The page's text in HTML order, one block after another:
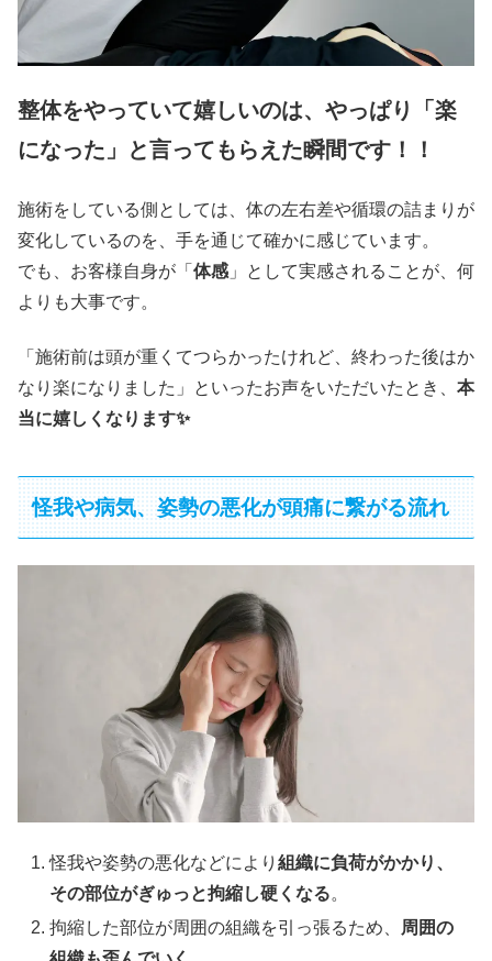
整体をやっていて嬉しいのは、やっぱり「楽
になった」と言ってもらえた瞬間です！！
施術をしている側としては、体の左右差や循環の詰まりが
変化しているのを、手を通じて確かに感じています。
でも、お客様自身が「 体感 」として実感されることが、何
よりも大事です。
「施術前は頭が重くてつらかったけれど、終わった後はか
なり楽になりました」といったお声をいただいたとき、 本
当に嬉しくなります✨
怪我や病気、姿勢の悪化が頭痛に繋がる流れ
怪我や姿勢の悪化などにより組織に負荷がかかり、
その部位がぎゅっと拘縮し硬くなる。
拘縮した部位が周囲の組織を引っ張るため、
周囲の